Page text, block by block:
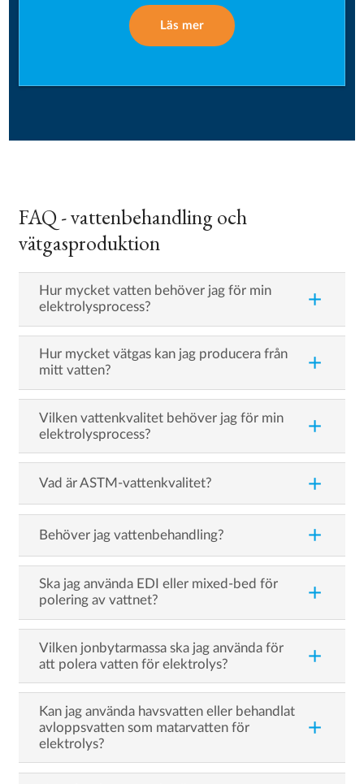
Läs mer
FAQ - vattenbehandling och
vätgasproduktion
Hur mycket vatten behöver jag för min
elektrolysprocess?
add
Hur mycket vätgas kan jag producera från
mitt vatten?
add
Vilken vattenkvalitet behöver jag för min
elektrolysprocess?
add
Vad är ASTM-vattenkvalitet? add
Behöver jag vattenbehandling? add
Ska jag använda EDI eller mixed-bed för
polering av vattnet?
add
Vilken jonbytarmassa ska jag använda för
att polera vatten för elektrolys?
add
Kan jag använda havsvatten eller behandlat
avloppsvatten som matarvatten för
elektrolys?
add